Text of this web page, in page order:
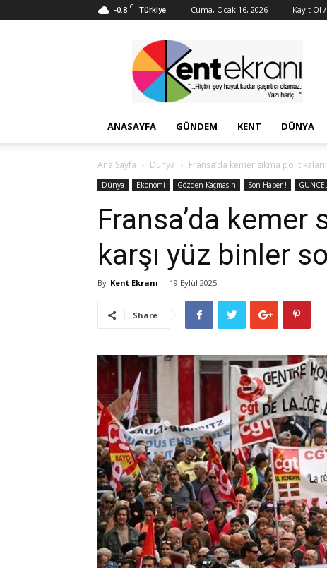
-0.8 C Türkiye Cuma, Ocak 16, 2026 Kayıt Ol
Ekranı
ANASAYFA GÜNDEM KENT DÜNYA
Ana Sayfa Dünya Fransa’da kemer sıkma
Dünya Ekonomi Gözden Kaçmasın Son Haber !
Fransa’da kemer
karşı yüz binler
By Kent Ekranı - 19 Eylül 2025
Share